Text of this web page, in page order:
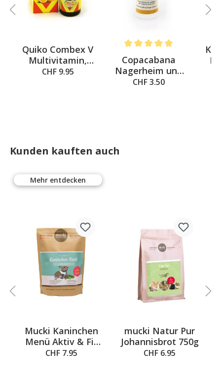
out of 5 stars
Quiko Combex V
Multivitamin,
30ml
CHF 9.95
Average rating of 5 out of 5
Copacabana
Nagerheim und
Vogelheim
CHF 3.50
Kunden kauften auch
Mehr entdecken
out of 5 starsMucki Kaninchen
Menü Aktiv & Fit
750g
CHF 7.95
mucki Natur Pur
Johannisbrot 750g
CHF 6.95